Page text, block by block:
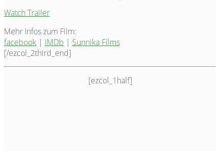
Watch Trailer
Mehr Infos zum Film:
facebook | IMDb | Sunnika Films
[/ezcol_2third_end]
[ezcol_1half]